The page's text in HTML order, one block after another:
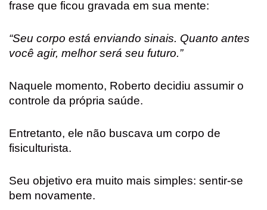
frase que ficou gravada em sua mente:
“Seu corpo está enviando sinais. Quanto antes
você agir, melhor será seu futuro.”
Naquele momento, Roberto decidiu assumir o
controle da própria saúde.
Entretanto, ele não buscava um corpo de
fisiculturista.
Seu objetivo era muito mais simples: sentir-se
bem novamente.